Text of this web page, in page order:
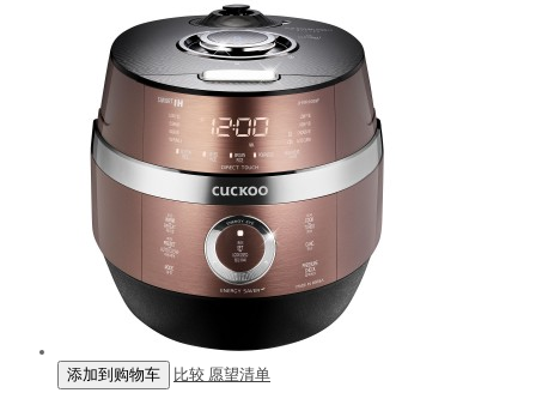
添加到购物车 比较 愿望清单